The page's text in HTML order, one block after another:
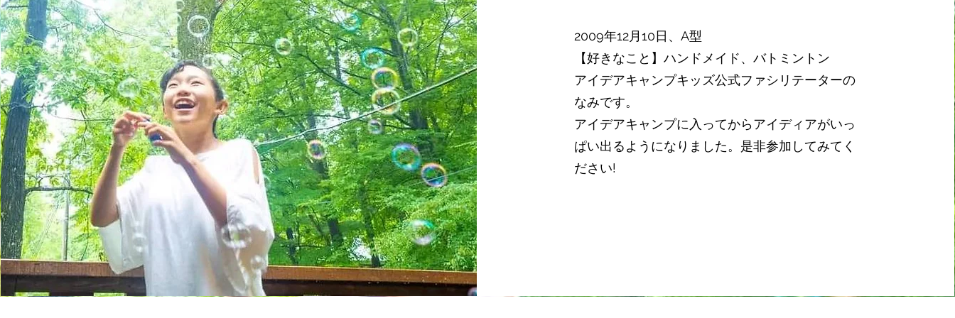
2009年12月10日、A型
【好きなこと】ハンドメイド、バトミントン
アイデアキャンプキッズ公式ファシリテーターの
なみです。
アイデアキャンプに入ってからアイディアがいっ
ぱい出るようになりました。是非参加してみてく
ださい!